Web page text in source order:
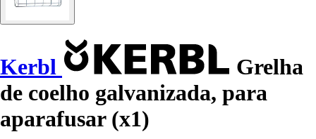
Kerbl
Grelha
de coelho galvanizada, para
aparafusar (x1)